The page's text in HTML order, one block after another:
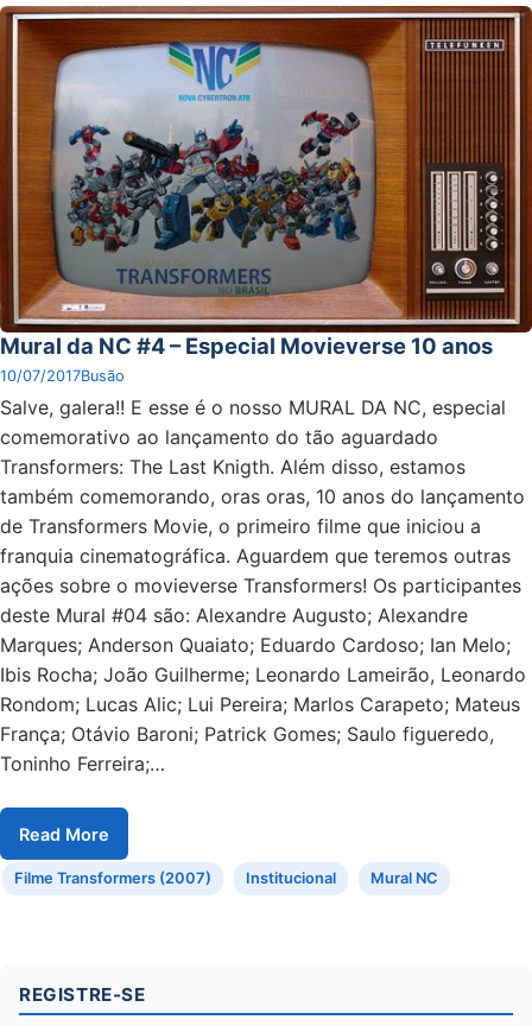
Mural da NC #4 – Especial Movieverse 10 anos
10/07/2017Busão
Salve, galera!! E esse é o nosso MURAL DA NC, especial
comemorativo ao lançamento do tão aguardado
Transformers: The Last Knigth. Além disso, estamos
também comemorando, oras oras, 10 anos do lançamento
de Transformers Movie, o primeiro filme que iniciou a
franquia cinematográfica. Aguardem que teremos outras
ações sobre o movieverse Transformers! Os participantes
deste Mural #04 são: Alexandre Augusto; Alexandre
Marques; Anderson Quaiato; Eduardo Cardoso; Ian Melo;
Ibis Rocha; João Guilherme; Leonardo Lameirão, Leonardo
Rondom; Lucas Alic; Lui Pereira; Marlos Carapeto; Mateus
França; Otávio Baroni; Patrick Gomes; Saulo figueredo,
Toninho Ferreira;…
Read More
Filme Transformers (2007) Institucional Mural NC
REGISTRE-SE